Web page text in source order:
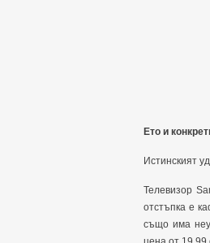
Ето и
Истинският
Телевизор
отстъпка е
също има